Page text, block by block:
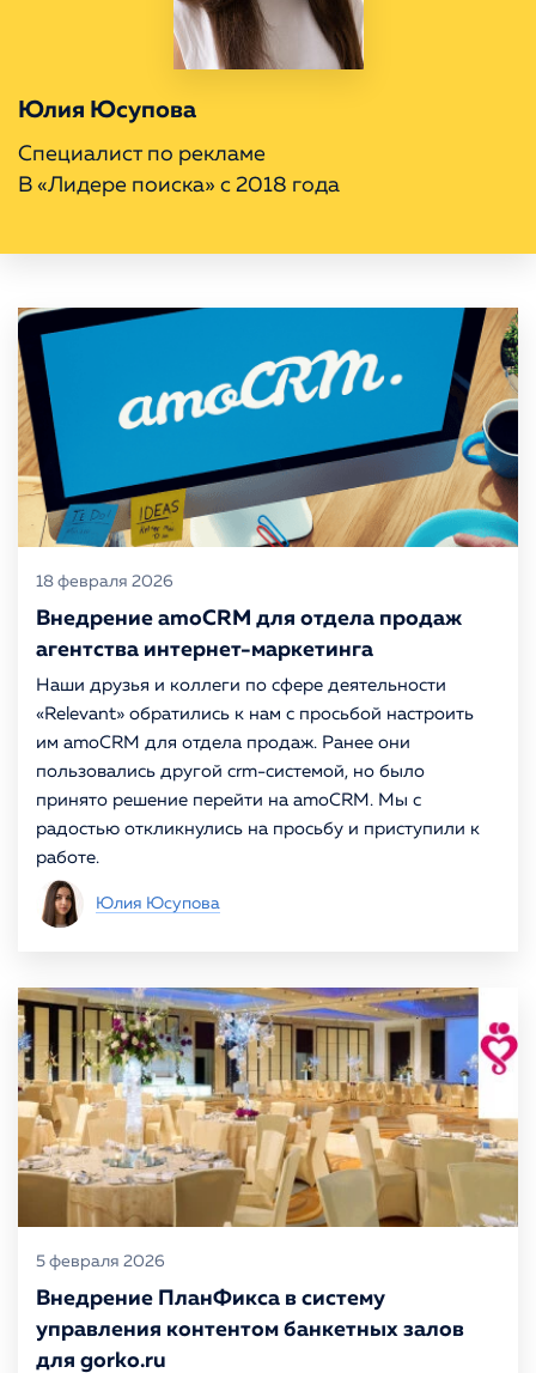
Юлия Юсупова
Специалист по рекламе
В «Лидере поиска» с 2018 года
18 февраля 2026
Внедрение amoCRM для отдела продаж
агентства интернет-маркетинга
Наши друзья и коллеги по сфере деятельности
«Relevant» обратились к нам с просьбой настроить
им amoCRM для отдела продаж. Ранее они
пользовались другой crm-системой, но было
принято решение перейти на amoCRM. Мы с
радостью откликнулись на просьбу и приступили к
работе.
Юлия Юсупова
5 февраля 2026
Внедрение ПланФикса в систему
управления контентом банкетных залов
для gorko.ru